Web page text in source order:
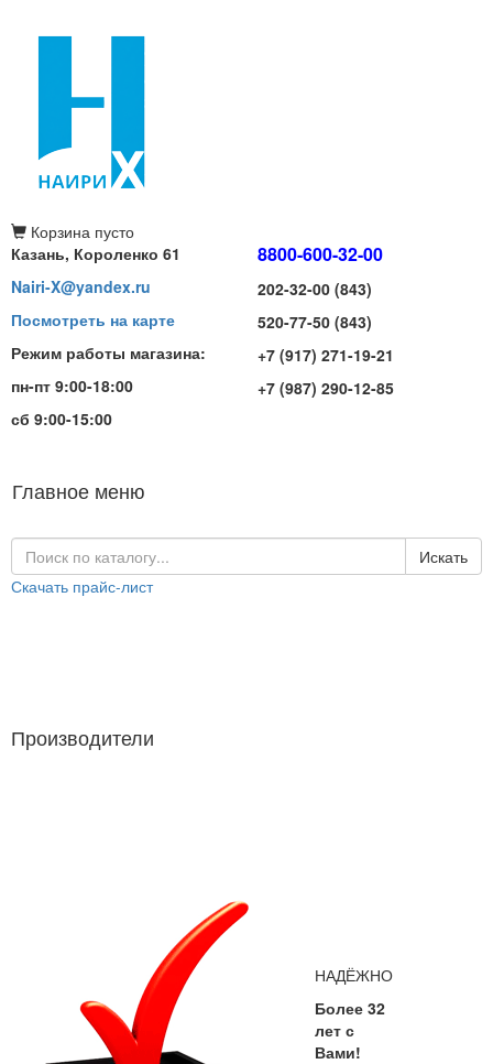
Корзина пусто
Казань, Короленко 61
Nairi-X@yandex.ru
Посмотреть на карте
Режим работы магазина:
пн-пт 9:00-18:00
сб 9:00-15:00
8800-600-32-00
202-32-00 (843)
520-77-50 (843)
+7 (917) 271-19-21
+7 (987) 290-12-85
Главное меню
Искать
Скачать прайс-лист
Производители
НАДЁЖНО
Более 32
лет с
Вами!